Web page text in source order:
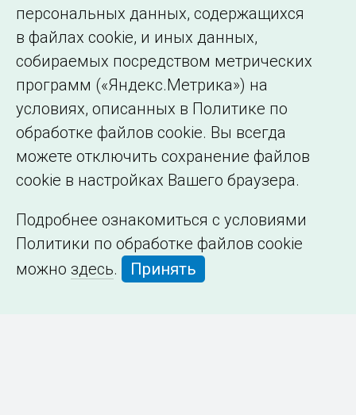
персональных данных, содержащихся
в файлах cookie, и иных данных,
собираемых посредством метрических
программ («Яндекс.Метрика») на
условиях, описанных в Политике по
обработке файлов cookie. Вы всегда
можете отключить сохранение файлов
cookie в настройках Вашего браузера.
Подробнее ознакомиться с условиями
Политики по обработке файлов cookie
можно здесь. Принять